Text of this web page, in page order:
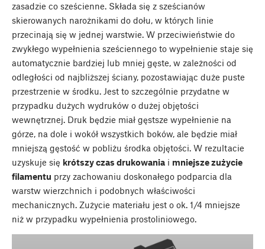
zasadzie co sześcienne. Składa się z sześcianów
skierowanych narożnikami do dołu, w których linie
przecinają się w jednej warstwie. W przeciwieństwie do
zwykłego wypełnienia sześciennego to wypełnienie staje się
automatycznie bardziej lub mniej gęste, w zależności od
odległości od najbliższej ściany, pozostawiając duże puste
przestrzenie w środku. Jest to szczególnie przydatne w
przypadku dużych wydruków o dużej objętości
wewnętrznej. Druk będzie miał gęstsze wypełnienie na
górze, na dole i wokół wszystkich boków, ale będzie miał
mniejszą gęstość w pobliżu środka objętości. W rezultacie
uzyskuje się krótszy czas drukowania i mniejsze zużycie
filamentu przy zachowaniu doskonałego podparcia dla
warstw wierzchnich i podobnych właściwości
mechanicznych. Zużycie materiału jest o ok. 1/4 mniejsze
niż w przypadku wypełnienia prostoliniowego.